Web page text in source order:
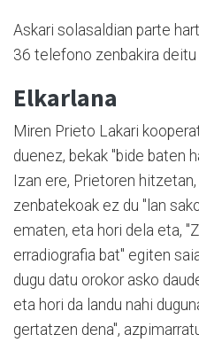
Askari solasaldian parte
36 telefono zenbakira deitu
Elkarlana
Miren Prieto Lakari
duenez, bekak "bide baten
Izan ere, Prietoren
zenbatekoak ez du "lan
ematen, eta hori dela eta,
erradiografia bat" egiten
dugu datu orokor asko
eta hori da landu nahi
gertatzen dena",